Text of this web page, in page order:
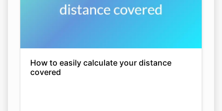
How to easily calculate your distance
covered